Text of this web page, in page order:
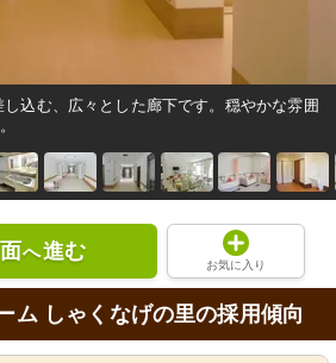
込む、広々とした廊下です。穏やかな雰囲
へ進む
お気に入り
ム しゃくなげの里の採用傾向